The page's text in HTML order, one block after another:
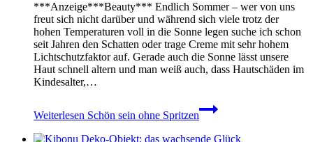
***Anzeige***Beauty*** Endlich Sommer – wer von uns
freut sich nicht darüber und während sich viele trotz der
hohen Temperaturen voll in die Sonne legen suche ich schon
seit Jahren den Schatten oder trage Creme mit sehr hohem
Lichtschutzfaktor auf. Gerade auch die Sonne lässt unsere
Haut schnell altern und man weiß auch, dass Hautschäden im
Kindesalter,…
Weiterlesen Schön sein ohne Spritzen